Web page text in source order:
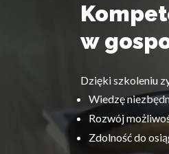
w
Dzięki szkoleniu
Wiedzę
Rozwój
Zdolność do